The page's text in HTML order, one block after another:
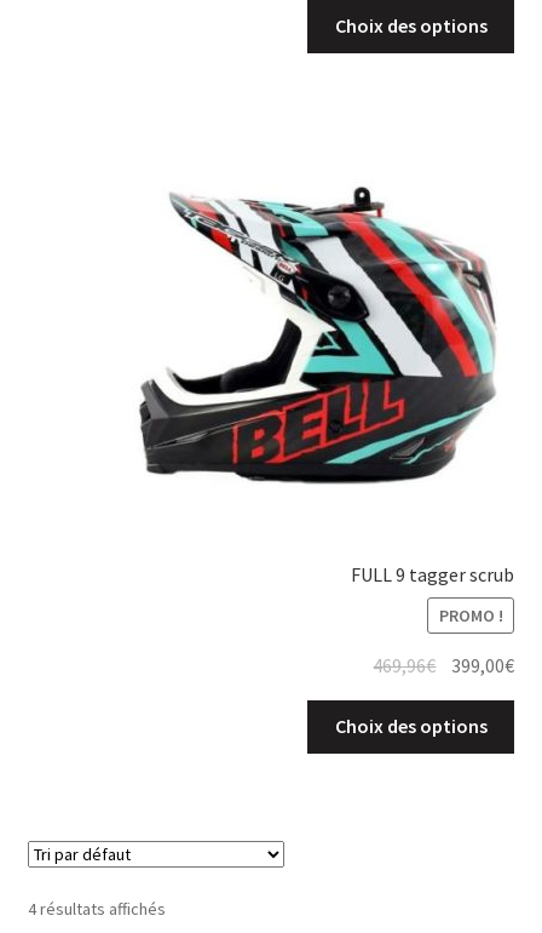
Choix des options
FULL 9 tagger scrub
PROMO !
469,96€ 399,00€
Choix des options
4 résultats affichés